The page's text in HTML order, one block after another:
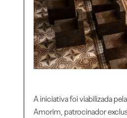
A iniciativa foi viabilizada
Amorim, patrocinador